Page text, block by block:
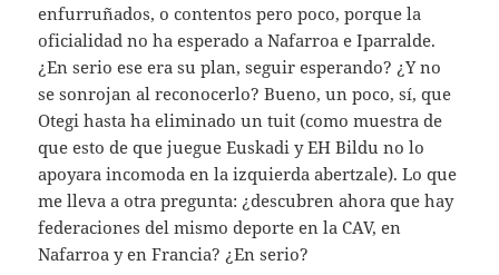
enfurruñados, o contentos pero poco, porque la
oficialidad no ha esperado a Nafarroa e Iparralde.
¿En serio ese era su plan, seguir esperando? ¿Y no
se sonrojan al reconocerlo? Bueno, un poco, sí, que
Otegi hasta ha eliminado un tuit (como muestra de
que esto de que juegue Euskadi y EH Bildu no lo
apoyara incomoda en la izquierda abertzale). Lo que
me lleva a otra pregunta: ¿descubren ahora que hay
federaciones del mismo deporte en la CAV, en
Nafarroa y en Francia? ¿En serio?